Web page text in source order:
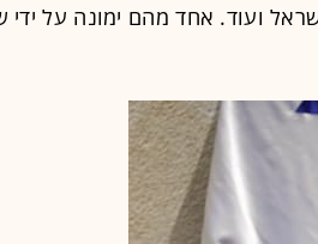
ועוד. אחד מהם ימונה על